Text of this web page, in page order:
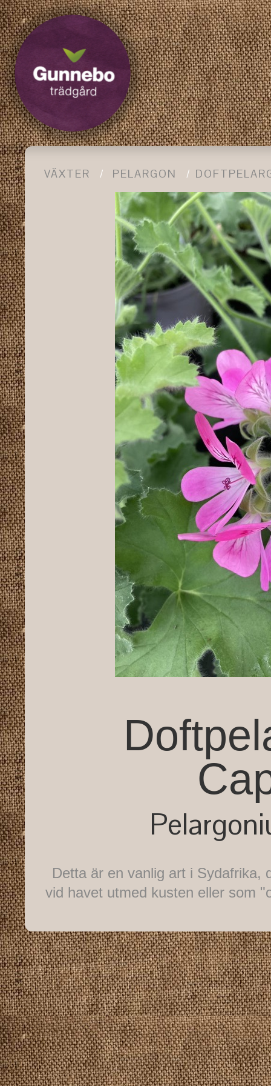
VÄXTER PELARGON
Detta är en vanlig art i Sydafrika,
vid havet utmed kusten eller som